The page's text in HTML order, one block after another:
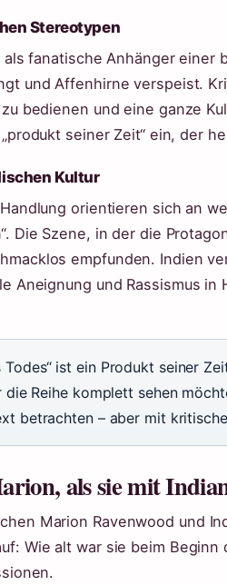
Stereotypen
fanatische Anhänger einer
und Affenhirne verspeist.
bedienen und eine ganze
seiner Zeit“ ein, der
Kultur
orientieren sich an
Die Szene, in der die
empfunden. Indien
Aneignung und Rassismus
Todes“ ist ein Produkt seiner
Reihe komplett sehen
betrachten – aber mit
als sie mit
Marion Ravenwood und
Wie alt war sie beim